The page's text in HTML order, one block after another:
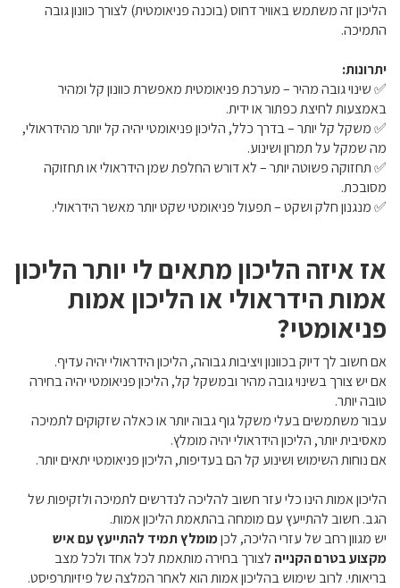
הליכון זה משתמש באוויר דחוס (בוכנה פניאומטית) לצורך כוונון גובה
התמיכה.
יתרונות:
✅ שינוי גובה מהיר – מערכת פניאומטית מאפשרת כוונון קל ומהיר
באמצעות לחיצת כפתור או ידית.
✅ משקל קל יותר – בדרך כלל, הליכון פניאומטי יהיה קל יותר מהידראולי,
מה שמקל על תמרון ושינוע.
✅ תחזוקה פשוטה יותר – לא דורש החלפת שמן הידראולי או תחזוקה
מסובכת.
✅ מנגנון חלק ושקט – תפעול פניאומטי שקט יותר מאשר הידראולי.
אז איזה הליכון מתאים לי יותר הליכון
אמות הידראולי או הליכון אמות
פניאומטי?
אם חשוב לך דיוק בכוונון ויציבות גבוהה, הליכון הידראולי יהיה עדיף.
אם יש צורך בשינוי גובה מהיר ובמשקל קל, הליכון פניאומטי יהיה בחירה
טובה יותר.
עבור משתמשים בעלי משקל גוף גבוה יותר או כאלה שזקוקים לתמיכה
מאסיבית יותר, הליכון הידראולי יהיה מומלץ.
אם נוחות השימוש ושינוע קל הם בעדיפות, הליכון פניאומטי יתאים יותר.
הליכון אמות הינו כלי עזר חשוב להליכה לנדרשים לתמיכה ולזקיפות של
הגב. חשוב להתייעץ עם מומחה בהתאמת הליכון אמות.
יש מגוון רחב של עזרי הליכה, לכןמומלץ תמיד להתייעץ עם איש
מקצוע בטרם הקנייה לצורך בחירה מותאמת לכל אחד ולכל מצב
בריאותי. לרוב שימוש בהליכון אמות הוא לאחר המלצה של פיזיותרפיסט.